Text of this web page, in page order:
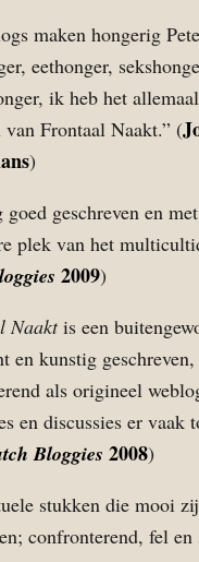
maken hongerig
eethonger,
ik heb het
van Frontaal Naakt.” (
)
goed geschreven en
plek van het
2009)
Naaktis een
en kunstig geschreven,
als origineel
en discussies er vaak
Bloggies 2008)
stukken die mooi
confronterend, fel en